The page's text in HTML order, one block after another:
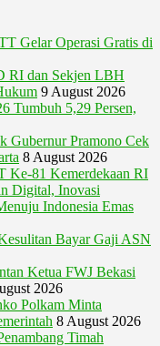
Gelar Operasi Gratis di
RI dan Sekjen LBH
9 August 2026
Tumbuh 5,29 Persen,
Gubernur Pramono Cek
8 August 2026
81 Kemerdekaan RI
Digital, Inovasi
Indonesia Emas
Bayar Gaji ASN
Ketua FWJ Bekasi
2026
Polkam Minta
8 August 2026
Timah